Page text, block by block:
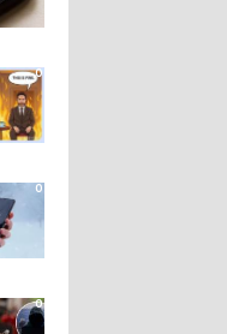
0
0
0